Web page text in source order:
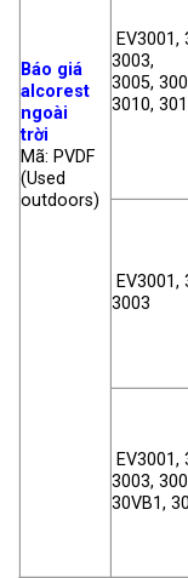
Báo giá
alcorest
ngoài
trời
Mã: PVDF
(Used
outdoors)
EV3001,
3003,
3005,
3010,
EV3001,
3003
EV3001,
3003,
30VB1,